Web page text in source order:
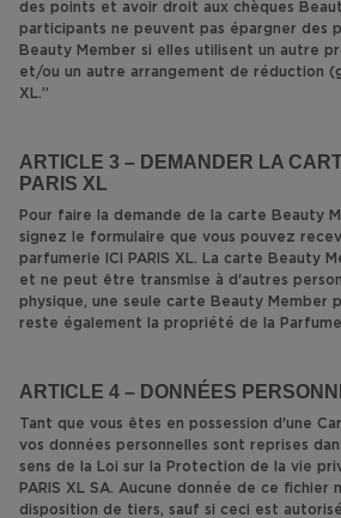
des points et avoir droit aux chèques
participants ne peuvent pas épargner des
Beauty Member si elles utilisent un autre
et/ou un autre arrangement de réduction
XL.”
ARTICLE 3 – DEMANDER LA
PARIS XL
Pour faire la demande de la carte Beauty
signez le formulaire que vous pouvez
parfumerie ICI PARIS XL. La carte Beauty
et ne peut être transmise à d'autres
physique, une seule carte Beauty Member
reste également la propriété de la
ARTICLE 4 – DONNÉES
Tant que vous êtes en possession d'une
vos données personnelles sont reprises
sens de la Loi sur la Protection de la vie
PARIS XL SA. Aucune donnée de ce fichier
disposition de tiers, sauf si ceci est